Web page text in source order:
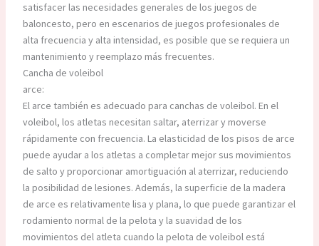
satisfacer las necesidades generales de los juegos de
baloncesto, pero en escenarios de juegos profesionales de
alta frecuencia y alta intensidad, es posible que se requiera un
mantenimiento y reemplazo más frecuentes.
Cancha de voleibol
arce:
El arce también es adecuado para canchas de voleibol. En el
voleibol, los atletas necesitan saltar, aterrizar y moverse
rápidamente con frecuencia. La elasticidad de los pisos de arce
puede ayudar a los atletas a completar mejor sus movimientos
de salto y proporcionar amortiguación al aterrizar, reduciendo
la posibilidad de lesiones. Además, la superficie de la madera
de arce es relativamente lisa y plana, lo que puede garantizar el
rodamiento normal de la pelota y la suavidad de los
movimientos del atleta cuando la pelota de voleibol está